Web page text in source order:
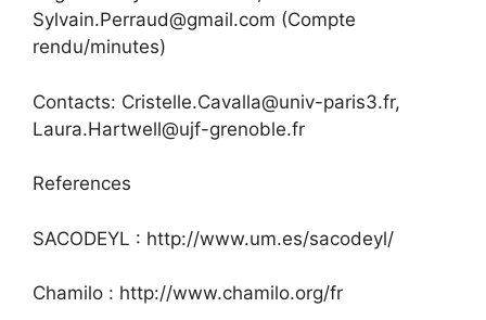
Sylvain.Perraud@gmail.com (Compte
rendu/minutes)
Contacts: Cristelle.Cavalla@univ-paris3.fr,
Laura.Hartwell@ujf-grenoble.fr
References
SACODEYL : http://www.um.es/sacodeyl/
Chamilo : http://www.chamilo.org/fr